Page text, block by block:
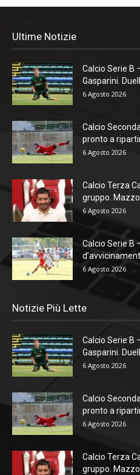
Ultime Notizie
Calcio Serie B
Gasparini.
6 Agosto 2026
Calcio
pronto a
6 Agosto 2026
Calcio Terza
gruppo.
6 Agosto 2026
Calcio Serie B
6 Agosto 2026
Notizie Più Lette
Calcio Serie B
Gasparini.
6 Agosto 2026
Calcio
pronto a
6 Agosto 2026
Calcio Terza
gruppo.